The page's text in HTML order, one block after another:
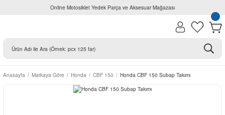
Online Motosiklet Yedek Parça ve Aksesuar Mağazası
Anasayfa Markaya Göre Honda CBF 150 Honda CBF 150 Subap Takımı